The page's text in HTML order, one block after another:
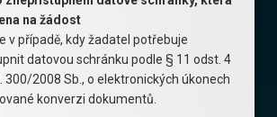
na žádost
v případě, kdy žadatel potřebuje
datovou schránku podle § 11 odst. 4
300/2008 Sb., o elektronických úkonech
konverzi dokumentů.